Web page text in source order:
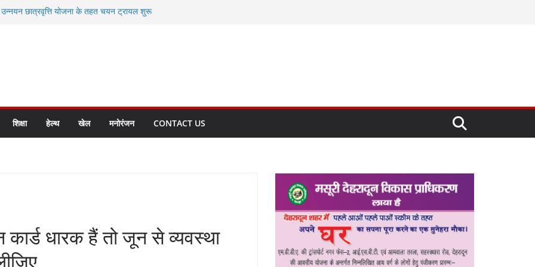
उन्नयन छात्रवृत्ति योजना के तहत चयन ट्रायल शुरू
के लिए अल्मोड़ा की गर्विता भाकुनी का
मित्र कैडेट्स का हुआ है चयन
सबसे बड़ी ताकत : मुख्यमंत्री पुष्कर सिंह धामी
बनाने के संकल्प को करना होगा साकार- मुख्यमंत्री
शिक्षा हेल्थ खेल मनोरंजन CONTACT US
धारक हैं तो जून से व्यवस्था